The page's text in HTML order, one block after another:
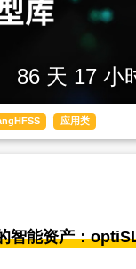
86 天 17 小
应用类
智能资产：